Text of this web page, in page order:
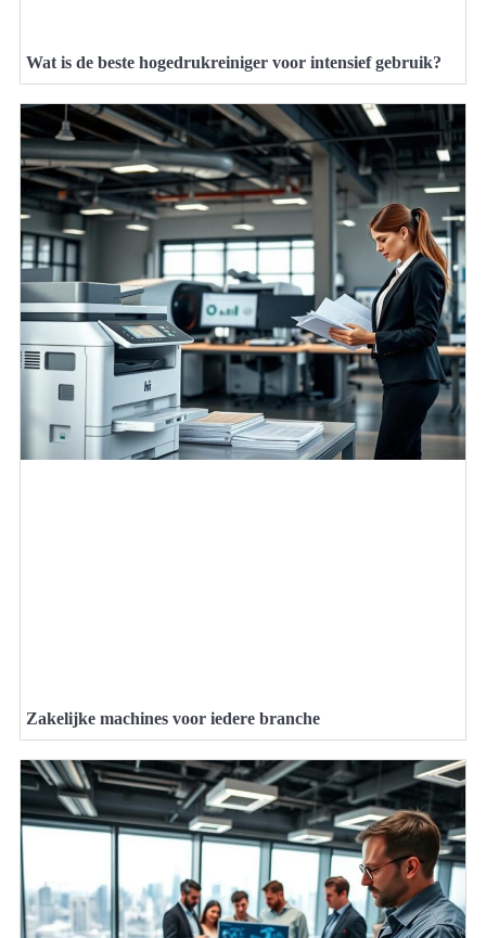
Wat is de beste hogedrukreiniger voor intensief gebruik?
Zakelijke machines voor iedere branche